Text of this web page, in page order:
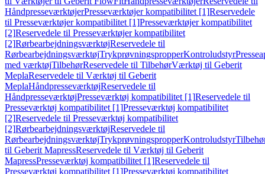
HåndpresseværktøjerPresseværktøjer kompatibilitet [1]Reservedele
til Presseværktøjer kompatibilitet [1]Presseværktøjer kompatibilitet
[2]Reservedele til Presseværktøjer kompatibilitet
[2]RørbearbejdningsværktøjReservedele til
RørbearbejdningsværktøjTrykprøvningspropperKontroludstyr
med værktøjTilbehørReservedele til TilbehørVærktøj til Geberit
MeplaReservedele til Værktøj til Geberit
MeplaHåndpresseværktøjReservedele til
HåndpresseværktøjPresseværktøj kompatibilitet [1]Reservedele til
Presseværktøj kompatibilitet [1]Presseværktøj kompatibilitet
[2]Reservedele til Presseværktøj kompatibilitet
[2]RørbearbejdningsværktøjReservedele til
RørbearbejdningsværktøjTrykprøvningspropperKontroludstyr
til Geberit MapressReservedele til Værktøj til Geberit
MapressPresseværktøj kompatibilitet [1]Reservedele til
Presseværktøj kompatibilitet [1]Presseværktøj kompatibilitet